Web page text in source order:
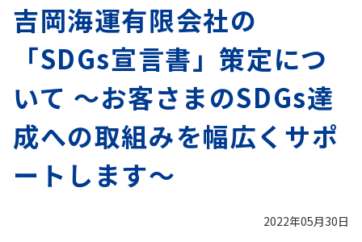
吉岡海運有限会社の
「SDGs宣言書」策定につ
いて ～お客さまのSDGs達
成への取組みを幅広くサポ
ートします～
2022年05月30日